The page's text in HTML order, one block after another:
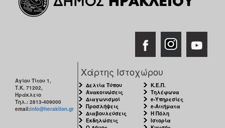
Αγίου Τίτου 1,
Τ.Κ. 71202,
Ηράκλειο
Τηλ.: 2813-409000
email:info@heraklion.gr
Χάρτης Ιστοχώρου
Δελτία Τύπου
Ανακοινώσεις
Διαγωνισμοί
Προσλήψεις
Διαβουλεύσεις
Εκδηλώσεις
Κ.Ε.Π.
Τηλέφωνα
e-Υπηρεσίες
e-Αιτήματα
Η Πόλη
Ιστορία